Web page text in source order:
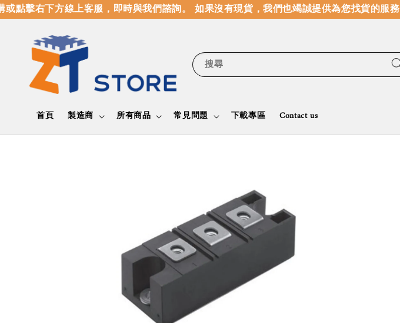
擊右下方線上客服，即時與我們諮詢。 如果沒有現貨，我們也竭誠提供為您找貨的服務。
搜尋
首頁 製造商 所有商品 常見問題 下載專區 Contact us